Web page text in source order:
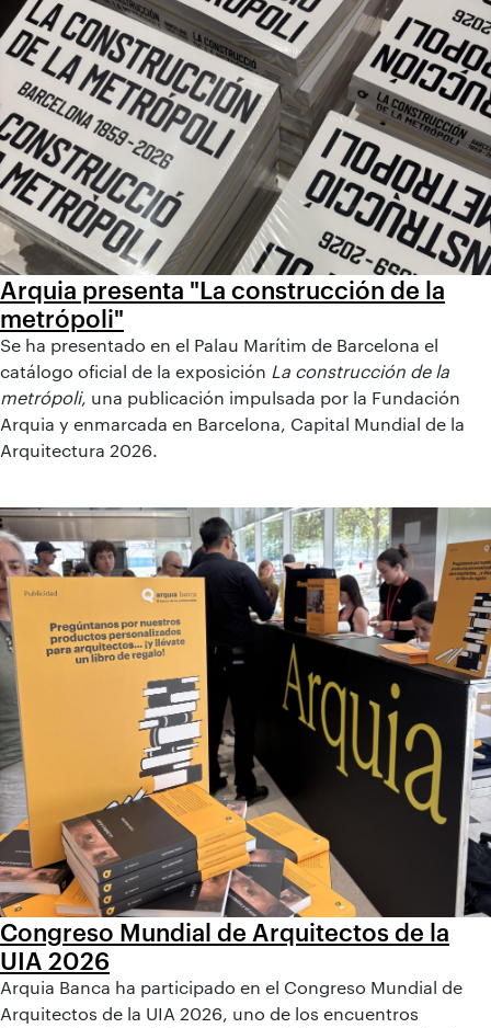
Arquia presenta "La construcción de la
metrópoli"
Se ha presentado en el Palau Marítim de Barcelona el
catálogo oficial de la exposición La construcción de la
metrópoli, una publicación impulsada por la Fundación
Arquia y enmarcada en Barcelona, Capital Mundial de la
Arquitectura 2026.
Congreso Mundial de Arquitectos de la
UIA 2026
Arquia Banca ha participado en el Congreso Mundial de
Arquitectos de la UIA 2026, uno de los encuentros